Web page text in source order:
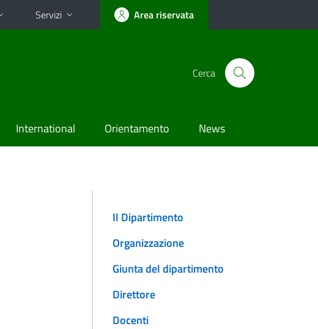
Servizi Area riservata
Cerca
International Orientamento News
Il Dipartimento
Organizzazione
Giunta del dipartimento
Direttore
Docenti